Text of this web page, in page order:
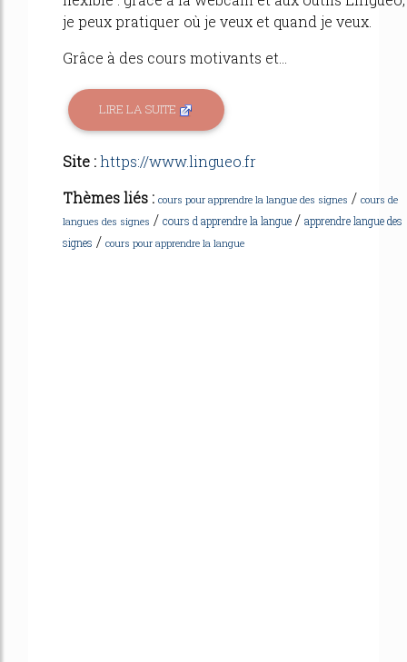
je peux pratiquer où je veux et quand je veux.
Grâce à des cours motivants et...
LIRE LA SUITE
Site :https://www.lingueo.fr
Thèmes liés : cours pour apprendre la langue des signes / cours de
langues des signes / cours d apprendre la langue / apprendre langue des
signes / cours pour apprendre la langue